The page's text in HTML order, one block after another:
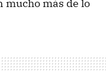
mucho más de lo